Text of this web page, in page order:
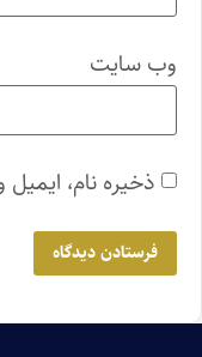
وب‌ سایت
ذخیره نام،